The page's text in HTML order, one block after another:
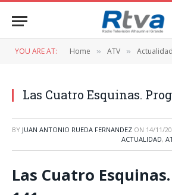
YOU ARE AT: Home » ATV » Actualidad
Las Cuatro Esquinas.
BY JUAN ANTONIO RUEDA FERNANDEZ ON 14/11/
ACTUALIDAD,
Las Cuatro